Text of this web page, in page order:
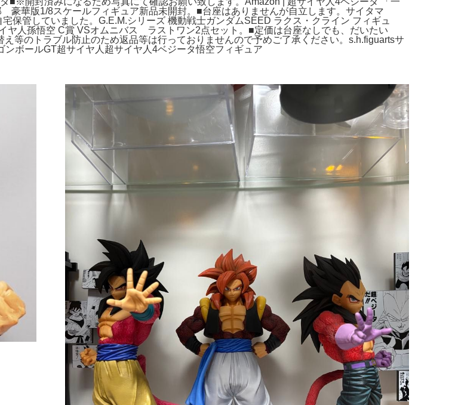
華版1/8スケールフィギュア新品未開封。■台座はありませんが自立します。サイタマ
管していました。G.E.M.シリーズ 機動戦士ガンダムSEED ラクス・クライン フィギュ
ヤ人孫悟空 C賞 VSオムニバス ラストワン2点セット。■定価は台座なしでも、だいたい
等のトラブル防止のため返品等は行っておりませんので予めご了承ください。s.h.figuartsサ
ボールGT超サイヤ人超サイヤ人4ベジータ悟空フィギュア